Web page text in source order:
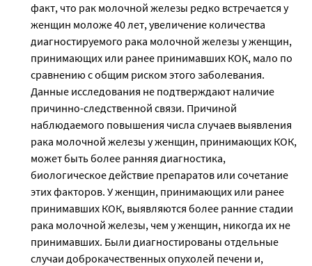
факт, что рак молочной железы редко встречается у
женщин моложе 40 лет, увеличение количества
диагностируемого рака молочной железы у женщин,
принимающих или ранее принимавших КОК, мало по
сравнению с общим риском этого заболевания.
Данные исследования не подтверждают наличие
причинно-следственной связи. Причиной
наблюдаемого повышения числа случаев выявления
рака молочной железы у женщин, принимающих КОК,
может быть более ранняя диагностика,
биологическое действие препаратов или сочетание
этих факторов. У женщин, принимающих или ранее
принимавших КОК, выявляются более ранние стадии
рака молочной железы, чем у женщин, никогда их не
принимавших. Были диагностированы отдельные
случаи доброкачественных опухолей печени и,